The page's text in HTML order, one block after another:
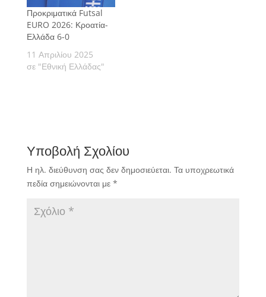
Προκριματικά Futsal
EURO 2026: Κροατία-
Ελλάδα 6-0
11 Απριλίου 2025
σε "Εθνική Ελλάδας"
Υποβολή Σχολίου
Η ηλ. διεύθυνση σας δεν δημοσιεύεται. Τα υποχρεωτικά
πεδία σημειώνονται με *